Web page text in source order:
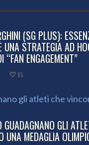
(SG PLUS):
UNA STRATEGIA AD
“FAN ENGAGEMENT”
85
GUADAGNANO GLI
UNA MEDAGLIA